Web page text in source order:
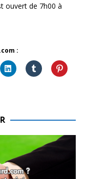
ouvert de 7h00 à
: